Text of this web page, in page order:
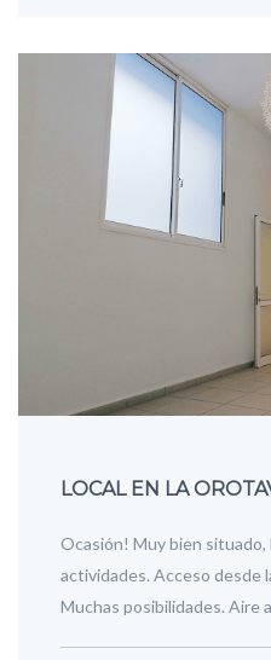
LOCAL EN LA
Ocasión! Muy bien situado,
actividades. Acceso desde
Muchas posibilidades. Aire